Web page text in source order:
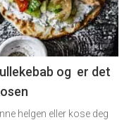
og er det
helgen eller kose deg